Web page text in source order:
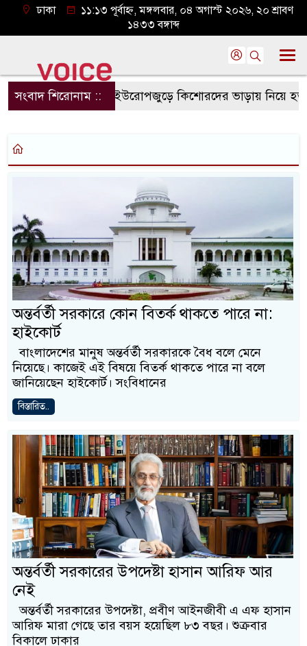
ঢাকা
১১:১৩ পূর্বাহ্ন, মঙ্গলবার, ০৪ অগাস্ট ২০২৬, ২০ শ্রাবণ
১৪৩৩ বঙ্গাব্দ
সংবাদ শিরোনাম ::ইউরোপজুড়ে কিশোরদের ভাড়ায় নিয়ে হত্যার
অন্তর্বর্তী সরকারে কোন বিতর্ক থাকতে পারে না:
হাইকোর্ট
বাংলাদেশের মানুষ অন্তর্বর্তী সরকারকে বৈধ বলে মেনে
নিয়েছে। কাজেই এই বিষয়ে বিতর্ক থাকতে পারে না বলে
জানিয়েছেন হাইকোর্ট। সংবিধানের
বিস্তারিত..
অন্তর্বর্তী সরকারের উপদেষ্টা হাসান আরিফ আর
নেই
অন্তর্বর্তী সরকারের উপদেষ্টা, প্রবীণ আইনজীবী এ এফ হাসান
আরিফ মারা গেছে তার বয়স হয়েছিল ৮৩ বছর। শুক্রবার
বিকালে ঢাকার